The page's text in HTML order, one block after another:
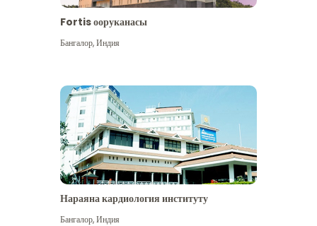
Fortis ооруканасы
Бангалор,Индия
Нараяна кардиология институту
Бангалор,Индия